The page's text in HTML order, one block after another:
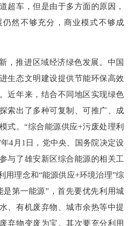
超车，但是由于多方面的原因，
仍然不够充分，商业模式不够成
，推进区域经济绿色发展。中国
生态文明建设提供节能环保高效
近年来，结合不同地区实现绿色
索出了多种可复制、可推广、成
式。“综合能源供应+污废处理利
年4月1日，党中央、国务院决定设
与了雄安新区综合能源的相关工
用理念和“能源供应+环境治理”综
是第一能源”，首先要优先利用城
、有机废弃物、城市余热等中提
弃物变废为宝。其次要充分利用